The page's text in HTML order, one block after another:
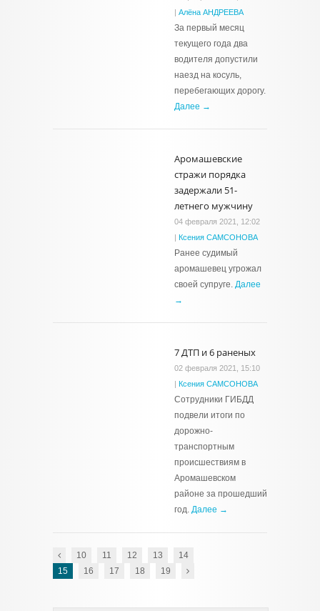
| Алёна АНДРЕЕВА
За первый месяц
текущего года два
водителя допустили
наезд на косуль,
перебегающих дорогу.
Далее →
Аромашевские
стражи порядка
задержали 51-
летнего мужчину
04 февраля 2021, 12:02
| Ксения САМСОНОВА
Ранее судимый
аромашевец угрожал
своей супруге. Далее
→
7 ДТП и 6 раненых
02 февраля 2021, 15:10
| Ксения САМСОНОВА
Сотрудники ГИБДД
подвели итоги по
дорожно-
транспортным
происшествиям в
Аромашевском
районе за прошедший
год. Далее →
10 11 12 13
14
15
16 17 18 19